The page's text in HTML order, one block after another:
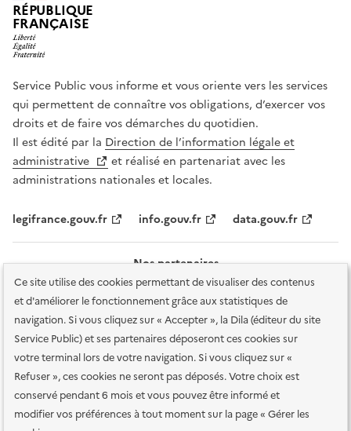
Ce site utilise des cookies permettant de visualiser des contenus
et d'améliorer le fonctionnement grâce aux statistiques de
navigation. Si vous cliquez sur « Accepter », la Dila (éditeur du site
Service Public) et ses partenaires déposeront ces cookies sur
votre terminal lors de votre navigation. Si vous cliquez sur «
Refuser », ces cookies ne seront pas déposés. Votre choix est
conservé pendant 6 mois et vous pouvez être informé et
modifier vos préférences à tout moment sur la page « Gérer les
RÉPUBLIQUE
FRANÇAISE
Service Public vous informe et vous oriente vers les services
qui permettent de connaître vos obligations, d’exercer vos
droits et de faire vos démarches du quotidien.
Il est édité par la Direction de l’information légale et
administrative
et réalisé en partenariat avec les
administrations nationales et locales.
legifrance.gouv.fr info.gouv.fr data.gouv.fr
Nos partenaires
Plan du site Accessibilité : totalement conforme
Accessibilité des
services en ligne Mentions légales Données personnelles et sécurité
Conditions générales d'utilisation Gestion des cookies